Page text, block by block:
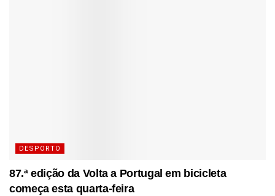
DESPORTO
87.ª edição da Volta a Portugal em bicicleta
começa esta quarta-feira